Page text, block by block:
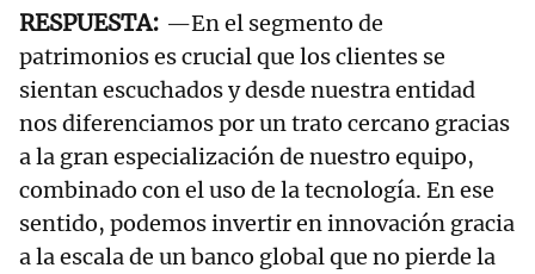
—En el segmento de
patrimonios es crucial que los clientes se
sientan escuchados y desde nuestra entidad
nos diferenciamos por un trato cercano gracias
a la gran especialización de nuestro equipo,
combinado con el uso de la tecnología. En ese
sentido, podemos invertir en innovación gracia
a la escala de un banco global que no pierde la